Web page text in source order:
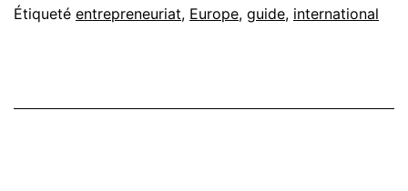
Nord,
du
Étiqueté entrepreneuriat, Europe, guide, international